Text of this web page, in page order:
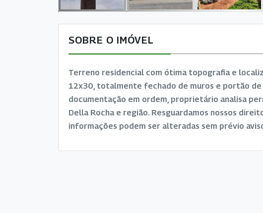
SOBRE O IMÓVEL
Terreno residencial com ótima topografia e
12x30, totalmente fechado de muros e portão de
documentação em ordem, proprietário analisa
Della Rocha e região. Resguardamos nossos
informações podem ser alteradas sem prévio